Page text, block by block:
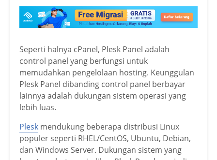
Seperti halnya cPanel, Plesk Panel adalah
control panel yang berfungsi untuk
memudahkan pengelolaan hosting. Keunggulan
Plesk Panel dibanding control panel berbayar
lainnya adalah dukungan sistem operasi yang
lebih luas.
Plesk mendukung beberapa distribusi Linux
populer seperti RHEL/CentOS, Ubuntu, Debian,
dan Windows Server. Dukungan sistem yang